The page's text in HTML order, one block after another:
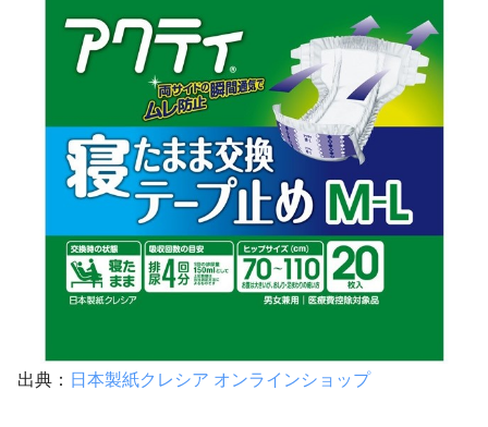
出典： 日本製紙クレシア オンラインショップ